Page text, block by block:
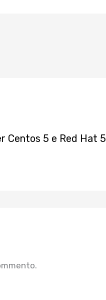
Centos 5 e Red Hat 5